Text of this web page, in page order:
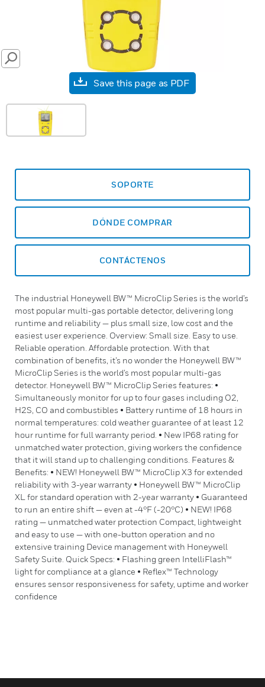
SEARCH
Save this page as PDF
SOPORTE
DÓNDE COMPRAR
CONTÁCTENOS
The industrial Honeywell BW™ MicroClip Series is the world’s
most popular multi-gas portable detector, delivering long
runtime and reliability — plus small size, low cost and the
easiest user experience. Overview: Small size. Easy to use.
Reliable operation. Affordable protection. With that
combination of benefits, it’s no wonder the Honeywell BW™
MicroClip Series is the world’s most popular multi-gas
detector. Honeywell BW™ MicroClip Series features: •
Simultaneously monitor for up to four gases including O2,
H2S, CO and combustibles • Battery runtime of 18 hours in
normal temperatures: cold weather guarantee of at least 12
hour runtime for full warranty period. • New IP68 rating for
unmatched water protection, giving workers the confidence
that it will stand up to challenging conditions. Features &
Benefits: • NEW! Honeywell BW™ MicroClip X3 for extended
reliability with 3-year warranty • Honeywell BW™ MicroClip
XL for standard operation with 2-year warranty • Guaranteed
to run an entire shift — even at -4°F (-20°C) • NEW! IP68
rating — unmatched water protection Compact, lightweight
and easy to use — with one-button operation and no
extensive training Device management with Honeywell
Safety Suite. Quick Specs: • Flashing green IntelliFlash™
light for compliance at a glance • Reflex™ Technology
ensures sensor responsiveness for safety, uptime and worker
confidence